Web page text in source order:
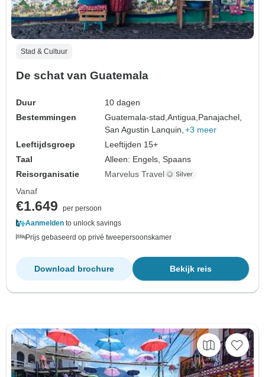
Stad & Cultuur
De schat van Guatemala
Duur
10 dagen
Bestemmingen
Guatemala-stad,Antigua, Panajachel,
San Agustin Lanquin, +3 meer
Leeftijdsgroep
Leeftijden 15+
Taal
Alleen: Engels, Spaans
Reisorganisatie
Marvelus Travel
Vanaf
€1.649
per persoon
Aanmelden to unlock savings
Prijs gebaseerd op privé tweepersoonskamer
Bekijk reis
Download brochure